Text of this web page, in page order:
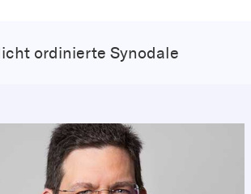
ordinierte Synodale